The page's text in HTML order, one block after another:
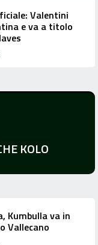
Valentini
e va a titolo
KOLO
Kumbulla va in
Vallecano